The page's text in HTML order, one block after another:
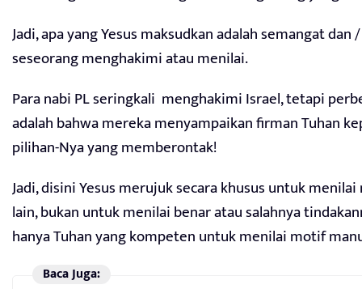
Jadi, apa yang Yesus maksudkan adalah semangat
seseorang menghakimi atau menilai.
Para nabi PL seringkali menghakimi Israel, tetapi
adalah bahwa mereka menyampaikan firman Tuhan
pilihan-Nya yang memberontak!
Jadi, disini Yesus merujuk secara khusus untuk
lain, bukan untuk menilai benar atau salahnya
hanya Tuhan yang kompeten untuk menilai motif
Baca Juga: